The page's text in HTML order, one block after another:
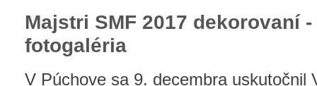
Majstri SMF 2017 dekorovaní
fotogaléria
V Púchove sa 9. decembra uskutočnil